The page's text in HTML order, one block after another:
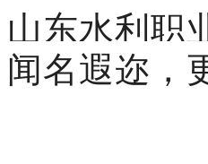
山东水利职
闻名遐迩，